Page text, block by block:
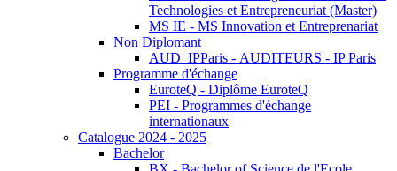
Technologies et Entrepreneuriat (Master)
MS IE - MS Innovation et Entreprenariat
Non Diplomant
AUD_IPParis - AUDITEURS - IP Paris
Programme d'échange
EuroteQ - Diplôme EuroteQ
PEI - Programmes d'échange
internationaux
Catalogue 2024 - 2025
Bachelor